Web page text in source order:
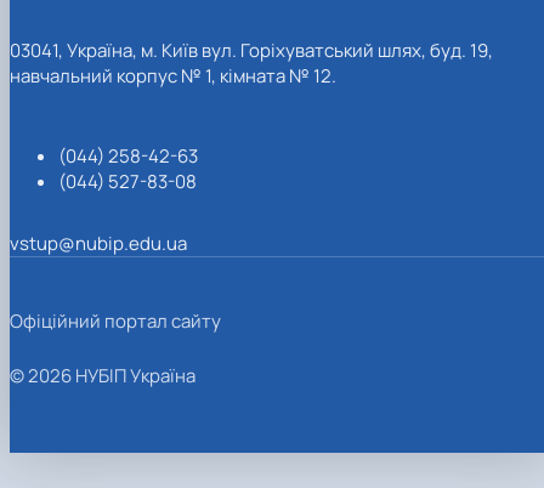
03041, Україна, м. Київ вул. Горіхуватський шлях, буд. 19,
навчальний корпус № 1, кімната № 12.
(044) 258-42-63
(044) 527-83-08
vstup@nubip.edu.ua
Офіційний портал сайту
© 2026 НУБІП Україна